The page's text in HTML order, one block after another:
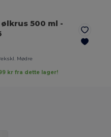
500 ml -
ekskl. Mødre
kr fra dette lager!